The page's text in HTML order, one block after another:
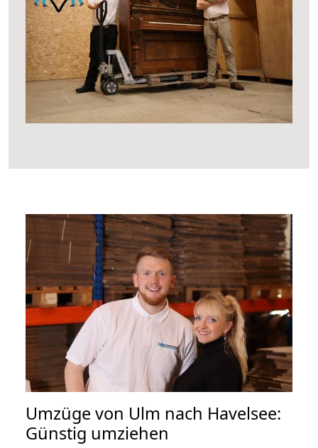
Umzüge von Ulm nach Havelsee:
Günstig umziehen